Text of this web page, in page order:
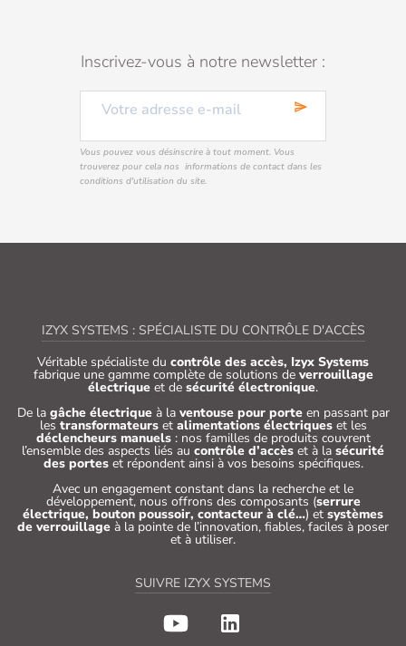
Inscrivez-vous à notre newsletter :
send
Vous pouvez vous désinscrire à tout moment. Vous
trouverez pour cela nos informations de contact dans les
conditions d'utilisation du site.
IZYX SYSTEMS : SPÉCIALISTE DU CONTRÔLE D'ACCÈS
Véritable spécialiste du contrôle des accès, Izyx Systems
fabrique une gamme complète de solutions de verrouillage
électrique et de sécurité électronique.
De la gâche électriqueà la ventouse pour porteen passant par
les transformateurset alimentations électriqueset les
déclencheurs manuels: nos familles de produits couvrent
l’ensemble des aspects liés au contrôle d’accès et à la sécurité
des porteset répondent ainsi à vos besoins spécifiques.
Avec un engagement constant dans la recherche et le
développement, nous offrons des composants (serrure
électrique, bouton poussoir, contacteur à clé…) et systèmes
de verrouillage à la pointe de l’innovation, fiables, faciles à poser
et à utiliser.
SUIVRE IZYX SYSTEMS